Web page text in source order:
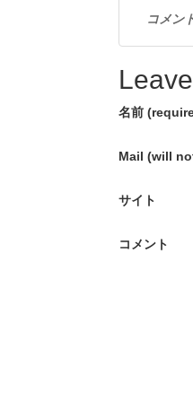
コメン
名前
Mail (will
サイト
コメント